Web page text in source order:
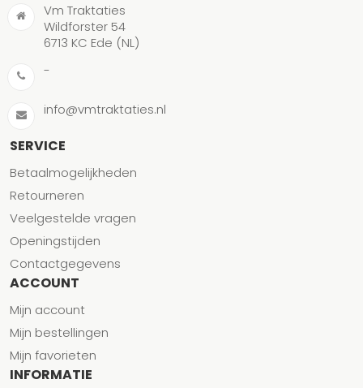
Vm Traktaties
Wildforster 54
6713 KC Ede (NL)
-
info@vmtraktaties.nl
SERVICE
Betaalmogelijkheden
Retourneren
Veelgestelde vragen
Openingstijden
Contactgegevens
ACCOUNT
Mijn account
Mijn bestellingen
Mijn favorieten
INFORMATIE